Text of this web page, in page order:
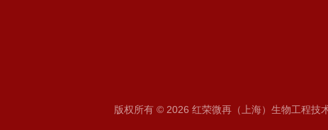
版权所有 © 2026 红荣微再（上海）生物工程技